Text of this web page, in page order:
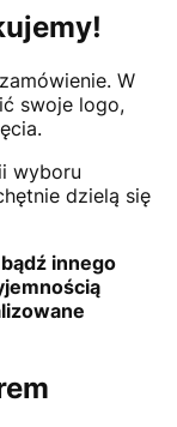
W
swoje logo,
wyboru
dzielą się
innego